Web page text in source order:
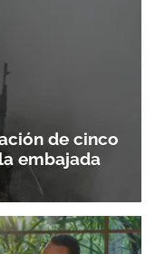
de cinco
embajada